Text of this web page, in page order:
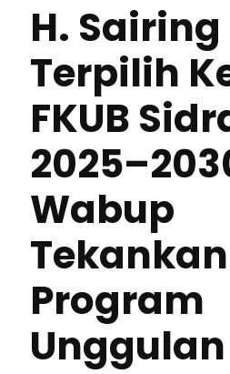
H. Sairing
Terpilih
FKUB
Wabup
Program
Unggulan